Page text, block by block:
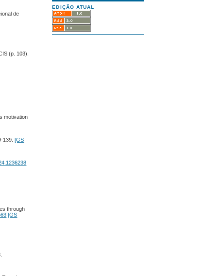
EDIÇÃO ATUAL
de
(p. 103).
motivation
139.[GS
through
[GS